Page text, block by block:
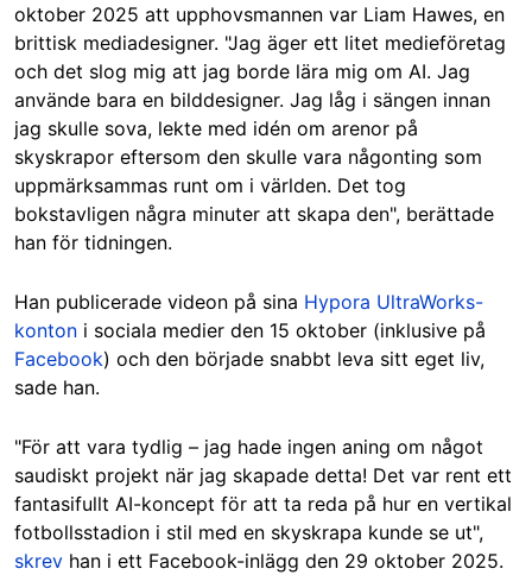
oktober 2025 att upphovsmannen var Liam Hawes, en
brittisk mediadesigner. "Jag äger ett litet medieföretag
och det slog mig att jag borde lära mig om AI. Jag
använde bara en bilddesigner. Jag låg i sängen innan
jag skulle sova, lekte med idén om arenor på
skyskrapor eftersom den skulle vara någonting som
uppmärksammas runt om i världen. Det tog
bokstavligen några minuter att skapa den", berättade
han för tidningen.
Han publicerade videon på sina Hypora UltraWorks-
konton i sociala medier den 15 oktober (inklusive på
Facebook) och den började snabbt leva sitt eget liv,
sade han.
"För att vara tydlig – jag hade ingen aning om något
saudiskt projekt när jag skapade detta! Det var rent ett
fantasifullt AI-koncept för att ta reda på hur en vertikal
fotbollsstadion i stil med en skyskrapa kunde se ut",
skrev han i ett Facebook-inlägg den 29 oktober 2025.